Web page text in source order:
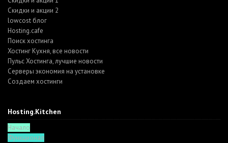
Скидки и акции 2
lowcost блог
Hosting.cafe
Поиск хостинга
Хостинг Кухня, все новости
Пульс Хостинга, лучшие новости
Серверы экономия на установке
Создаем хостинги
Hosting.Kitchen
Начало
Функционал